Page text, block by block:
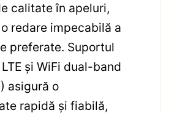
calitate în apeluri,
redare impecabilă a
preferate. Suportul
și WiFi dual-band
asigură o
rapidă și fiabilă,